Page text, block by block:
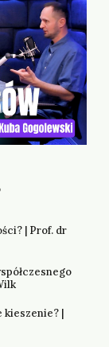
| Prof. dr
kieszenie? |